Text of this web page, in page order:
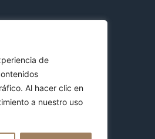
de
Al hacer clic en
a nuestro uso